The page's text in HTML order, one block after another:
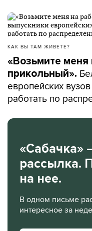
КАК ВЫ ТАМ ЖИВЕТЕ?
«Возьмите меня
прикольный».
европейских
работать по
«Сабачка»
рассылка.
на нее.
В одном письме
интересное за